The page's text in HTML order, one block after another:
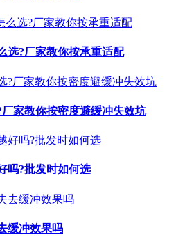
选?厂家教你按承重适配
家教你按密度避缓冲失效坑
吗?批发时如何选
缓冲效果吗